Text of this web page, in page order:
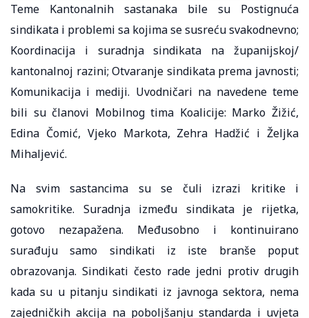
Teme Kantonalnih sastanaka bile su Postignuća
sindikata i problemi sa kojima se susreću svakodnevno;
Koordinacija i suradnja sindikata na županijskoj/
kantonalnoj razini; Otvaranje sindikata prema javnosti;
Komunikacija i mediji. Uvodničari na navedene teme
bili su članovi Mobilnog tima Koalicije: Marko Žižić,
Edina Čomić, Vjeko Markota, Zehra Hadžić i Željka
Mihaljević.
Na svim sastancima su se čuli izrazi kritike i
samokritike. Suradnja između sindikata je rijetka,
gotovo nezapažena. Međusobno i kontinuirano
surađuju samo sindikati iz iste branše poput
obrazovanja. Sindikati često rade jedni protiv drugih
kada su u pitanju sindikati iz javnoga sektora, nema
zajedničkih akcija na poboljšanju standarda i uvjeta